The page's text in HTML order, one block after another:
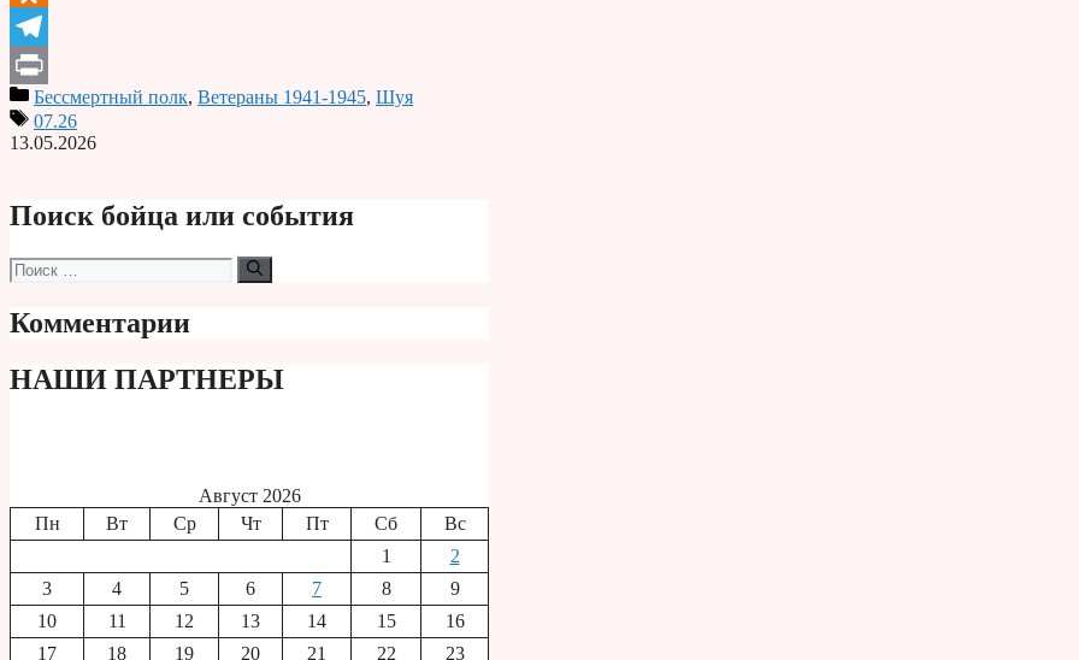
Odnoklassniki
Telegram
PrintБессмертный полк, Ветераны 1941-1945, Шуя
07.26
13.05.2026
Поиск бойца или события
Поиск:
Комментарии
НАШИ ПАРТНЕРЫ
Август 2026
Пн
Вт Ср Чт Пт Сб
Вс
1
2
3
4 5 6 7 8
9
10
11 12 13 14 15
16
17
18 19 20 21 22 23